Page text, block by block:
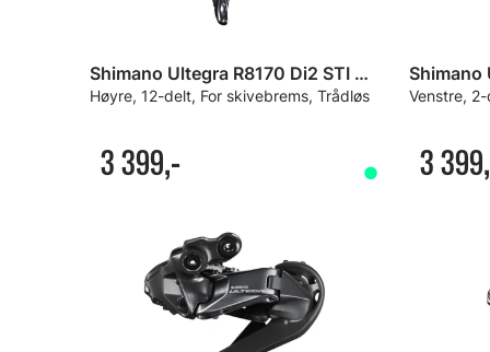
Shimano Ultegra R8170 Di2 STI Girspak
Høyre, 12-delt, For skivebrems, Trådløs
3 399,-
Venstre,
3